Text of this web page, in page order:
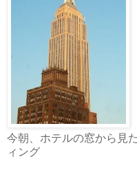
今朝、ホテルの窓から見
ィング